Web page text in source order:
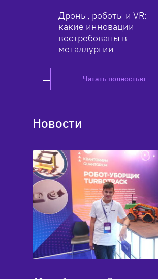
Дроны, роботы и VR:
какие инновации
востребованы в
металлургии
Читать полностью
Новости